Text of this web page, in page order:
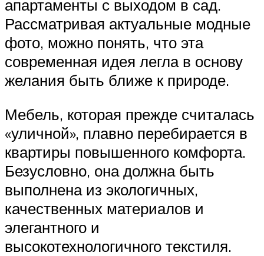
апартаменты с выходом в сад.
Рассматривая актуальные модные
фото, можно понять, что эта
современная идея легла в основу
желания быть ближе к природе.
Мебель, которая прежде считалась
«уличной», плавно перебирается в
квартиры повышенного комфорта.
Безусловно, она должна быть
выполнена из экологичных,
качественных материалов и
элегантного и
высокотехнологичного текстиля.